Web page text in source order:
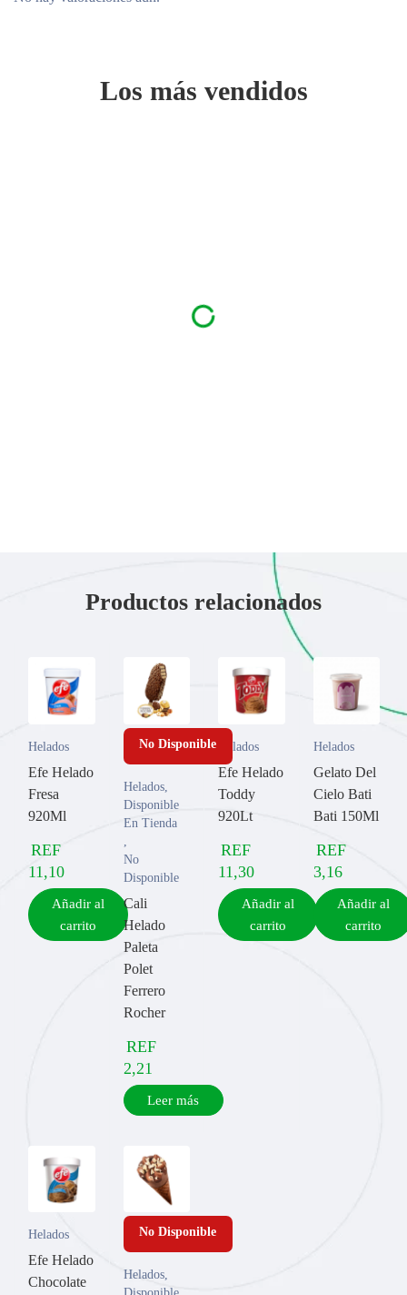
Los más vendidos
Productos relacionados
Helados
Efe Helado
Fresa
920Ml
REF
11,10
Añadir al
carrito
No Disponible
Helados,
Disponible
En Tienda
No
Disponible
Cali
Helado
Paleta
Polet
Ferrero
Rocher
REF
2,21
Leer más
Helados
Efe Helado
Toddy
920Lt
REF
11,30
Añadir al
carrito
Helados
Gelato Del
Cielo Bati
Bati 150Ml
REF
3,16
Añadir al
carrito
Helados
Efe Helado
Chocolate
No Disponible
Helados,